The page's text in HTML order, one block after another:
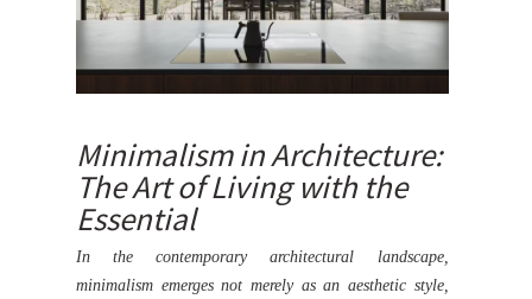
Minimalism in Architecture:
The Art of Living with the
Essential
In the contemporary architectural landscape,
minimalism emerges not merely as an aesthetic style,